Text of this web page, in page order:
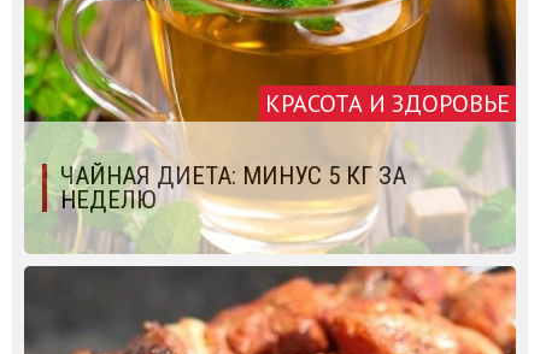
КРАСОТА И ЗДОРОВЬЕ
ЧАЙНАЯ ДИЕТА: МИНУС 5 КГ ЗА
НЕДЕЛЮ